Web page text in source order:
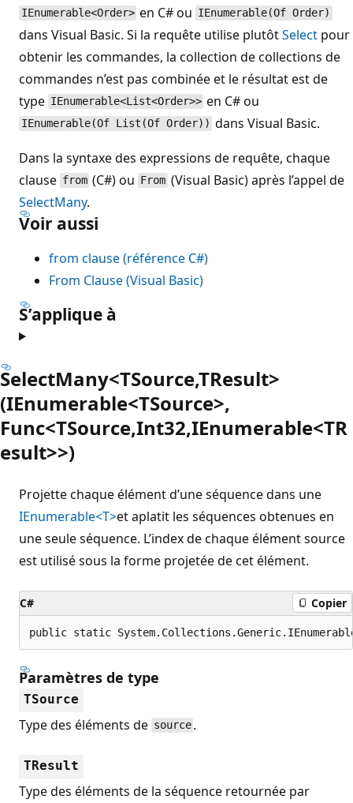
IEnumerable<Order> en C# ou IEnumerable(Of Order)
dans Visual Basic. Si la requête utilise plutôtSelect pour
obtenir les commandes, la collection de collections de
commandes n’est pas combinée et le résultat est de
type IEnumerable<List<Order>> en C# ou
IEnumerable(Of List(Of Order)) dans Visual Basic.
Dans la syntaxe des expressions de requête, chaque
clause from (C#) ou From(Visual Basic) après l’appel de
SelectMany.
Voir aussi
from clause (référence C#)
From Clause (Visual Basic)
S’applique à
SelectMany<TSource,TResult>
(IEnumerable<TSource>,
Func<TSource,Int32,IEnumerable<TR
esult>>)
Projette chaque élément d’une séquence dans une
IEnumerable<T>et aplatit les séquences obtenues en
une seule séquence. L’index de chaque élément source
est utilisé sous la forme projetée de cet élément.
C# Copier
public static
Paramètres de type
TSource
Type des éléments de source .
TResult
Type des éléments de la séquence retournée par